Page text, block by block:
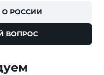
О РОССИИ
ВОПРОС